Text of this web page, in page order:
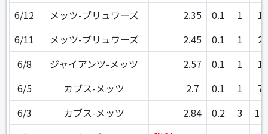
6/12
メッツ-ブリュワーズ 2.35 0.1 1
1
6/11
メッツ-ブリュワーズ 2.45 0.1 1
2
6/8
ジャイアンツ-メッツ 2.57 0.1 1
1
6/5
カブス-メッツ 2.7 0.1 1
7
6/3
カブス-メッツ 2.84 0.2 3
11